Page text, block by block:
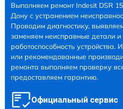
Выполняем ремонт Indesit DSR
Дону с устранением
Проводим диагностику,
заменяем неисправные детали и
работоспособность устройства.
или рекомендованные
ремонта выполняем проверку
предоставляем гарантию.
Официальный сервис